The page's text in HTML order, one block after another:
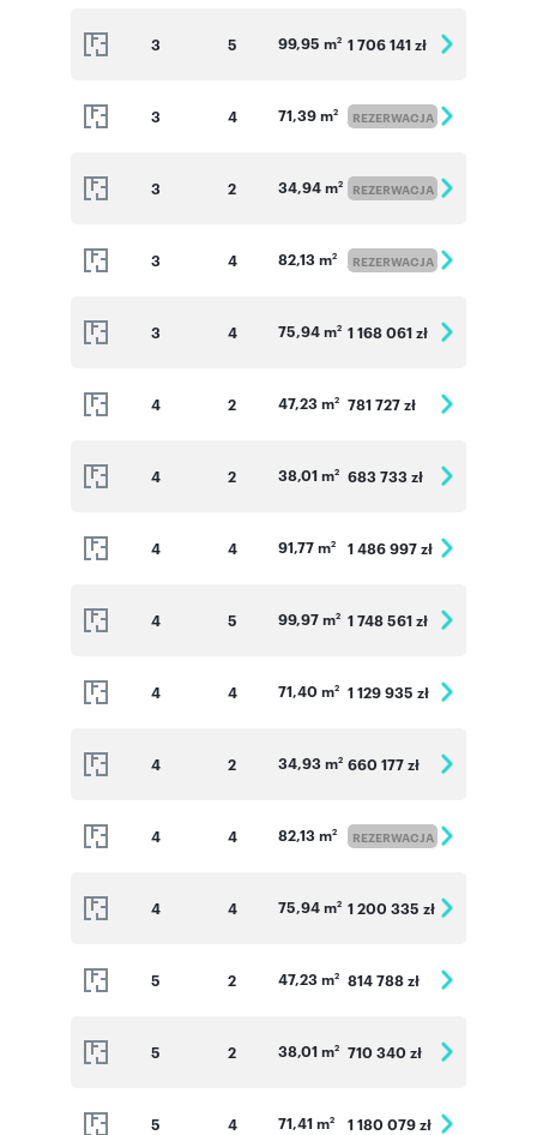
3 5 99,95 m2 1 706 141 zł
3 4 71,39 m2 REZERWACJA
3 2 34,94 m2 REZERWACJA
3 4 82,13 m2 REZERWACJA
3 4 75,94 m2 1 168 061 zł
4 2 47,23 m2 781 727 zł
4 2 38,01 m2 683 733 zł
4 4 91,77 m2 1 486 997 zł
4 5 99,97 m2 1 748 561 zł
4 4 71,40 m2 1 129 935 zł
4 2 34,93 m2 660 177 zł
4 4 82,13 m2 REZERWACJA
4 4 75,94 m2 1 200 335 zł
5 2 47,23 m2 814 788 zł
5 2 38,01 m2 710 340 zł
5 4 71,41 m2 1 180 079 zł